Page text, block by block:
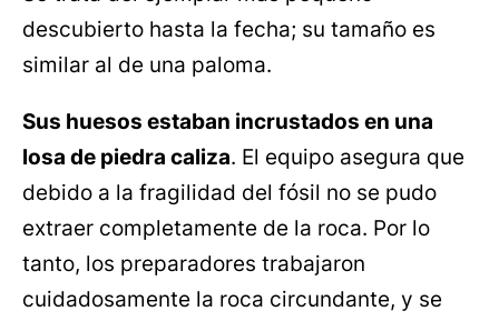
descubierto hasta la fecha; su tamaño es
similar al de una paloma.
Sus huesos estaban incrustados en una
losa de piedra caliza. El equipo asegura que
debido a la fragilidad del fósil no se pudo
extraer completamente de la roca. Por lo
tanto, los preparadores trabajaron
cuidadosamente la roca circundante, y se